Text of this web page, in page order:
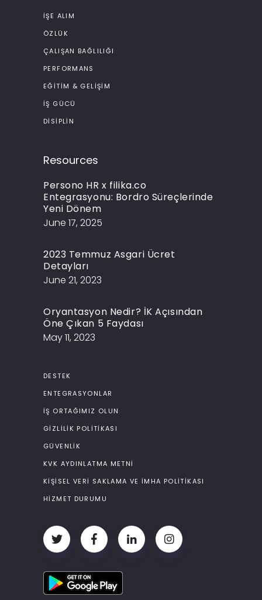
İŞE ALIM
ÖZLÜK
ÇALIŞAN BAĞLILIĞI
PERFORMANS
EĞITIM & GELIŞIM
İŞ GÜCÜ
DISIPLIN
Resources
Persono HR x filika.co
Entegrasyonu: Bordro Süreçlerinde
Yeni Dönem
June 17, 2025
2023 Temmuz Asgari Ücret
Detayları
June 21, 2023
Oryantasyon Nedir? İK Açısından
Öne Çıkan 5 Faydası
May 11, 2023
DESTEK
ENTEGRASYONLAR
İŞ ORTAĞIMIZ OLUN
GIZLILIK POLITIKASI
GÜVENLIK
KVK AYDINLATMA METNI
KIŞISEL VERI SAKLAMA VE İMHA POLITIKASI
HIZMET DURUMU